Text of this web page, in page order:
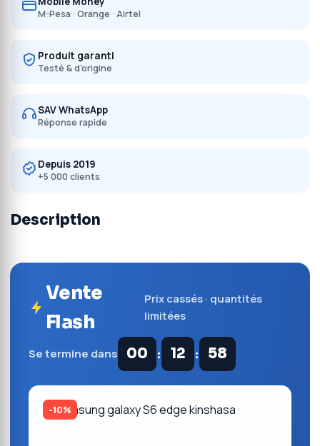
M-Pesa · Orange · Airtel
Produit garanti
Testé & d'origine
SAV WhatsApp
Réponse rapide
Depuis 2019
+5 000 clients
Description
Vente
Flash
Prix cassés · quantités
limitées
Se termine dans 00 : 12 : 58
-10%